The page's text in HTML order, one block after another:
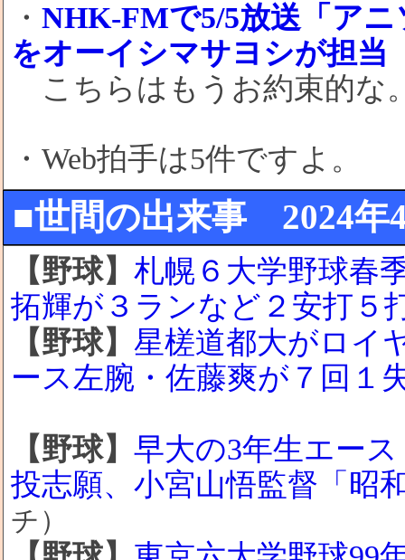
・ NHK-FMで5/5放送「ア
をオーイシマサヨシが担当
こちらはもうお約束的な
・Web拍手は5件ですよ。
■世間の出来事 2024年
【野球】 札幌６大学野球春
拓輝が３ランなど２安打５
【野球】 星槎道都大がロイ
ース左腕・佐藤爽が７回１
【野球】 早大の3年生エー
投志願、小宮山悟監督「昭
チ）